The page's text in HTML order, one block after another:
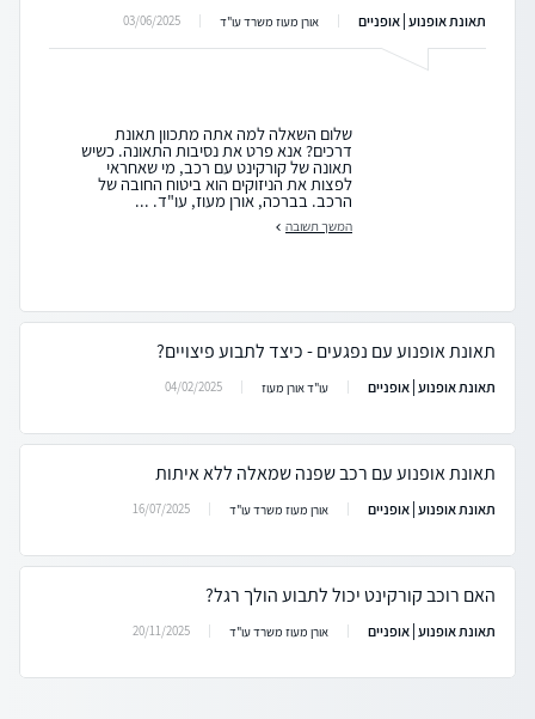
תאונת אופנוע | אופניים אורן מעוז משרד עו"ד 03/06/2025
שלום השאלה למה אתה מתכוון תאונת
דרכים? אנא פרט את נסיבות התאונה. כשיש
תאונה של קורקינט עם רכב, מי שאחראי
לפצות את הניזוקים הוא ביטוח החובה של
הרכב. בברכה, אורן מעוז, עו"ד. ...
המשך תשובה
תאונת אופנוע עם נפגעים - כיצד לתבוע פיצויים?
תאונת אופנוע | אופניים עו"ד אורן מעוז 04/02/2025
תאונת אופנוע עם רכב שפנה שמאלה ללא איתות
תאונת אופנוע | אופניים אורן מעוז משרד עו"ד 16/07/2025
האם רוכב קורקינט יכול לתבוע הולך רגל?
תאונת אופנוע | אופניים אורן מעוז משרד עו"ד 20/11/2025